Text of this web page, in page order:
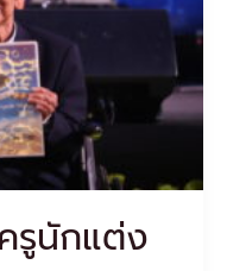
รูนักแต่ง